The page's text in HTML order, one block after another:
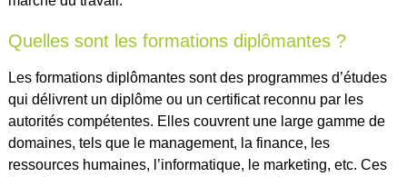
Quelles sont les formations diplômantes ?
Les formations diplômantes sont des programmes d’études
qui délivrent un diplôme ou un certificat reconnu par les
autorités compétentes. Elles couvrent une large gamme de
domaines, tels que le management, la finance, les
ressources humaines, l’informatique, le marketing, etc. Ces